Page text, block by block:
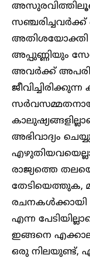
അതിശയോക്തി
അപ്പുണ്ണിയും
അവർക്ക്
അഭിവാദ്യം
രാജ്യത്തെ
തേടിയെത്തുക,
രചനകൾക്കായി
എന്ന
ഇങ്ങനെ
ഒരു നിലയുണ്ട്,